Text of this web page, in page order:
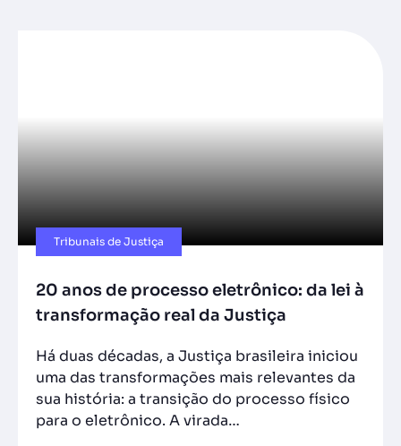
Tribunais de Justiça
20 anos de processo eletrônico: da lei à
transformação real da Justiça
Há duas décadas, a Justiça brasileira iniciou
uma das transformações mais relevantes da
sua história: a transição do processo físico
para o eletrônico. A virada…